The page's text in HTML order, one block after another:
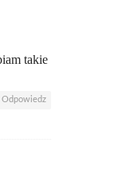
takie
Odpowiedz